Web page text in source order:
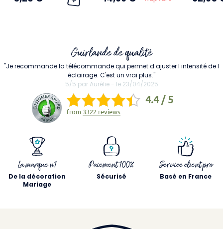
La marque n1
De la décoration
Mariage
Paiement 100%
Sécurisé
Service client pro
Basé en France
Guirlande de qualité
"Je recommande la télécommande qui permet d ajuster l intensité de l
éclairage. C'est un vrai plus."
5/5 par Aurélie - le 23/04/2025
4.4 / 5
from 3322 reviews